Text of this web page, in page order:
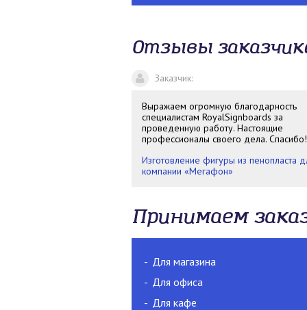
Отзывы
Заказчик:
Выражаем огромную благодарность
специалистам RoyalSignboards за
проведенную работу. Настоящие
профессионалы своего дела. Спасибо!
Изготовление фигуры из пенопласта
компании «Мегафон»
Принимаем
Для магазина
Для офиса
Для кафе